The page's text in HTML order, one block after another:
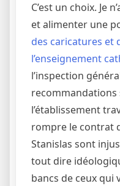
C’est un choix. Je
et alimenter une
des caricatures et
l’enseignement
l’inspection
recommandations
l’établissement
rompre le contrat
Stanislas sont
tout dire
bancs de ceux qui